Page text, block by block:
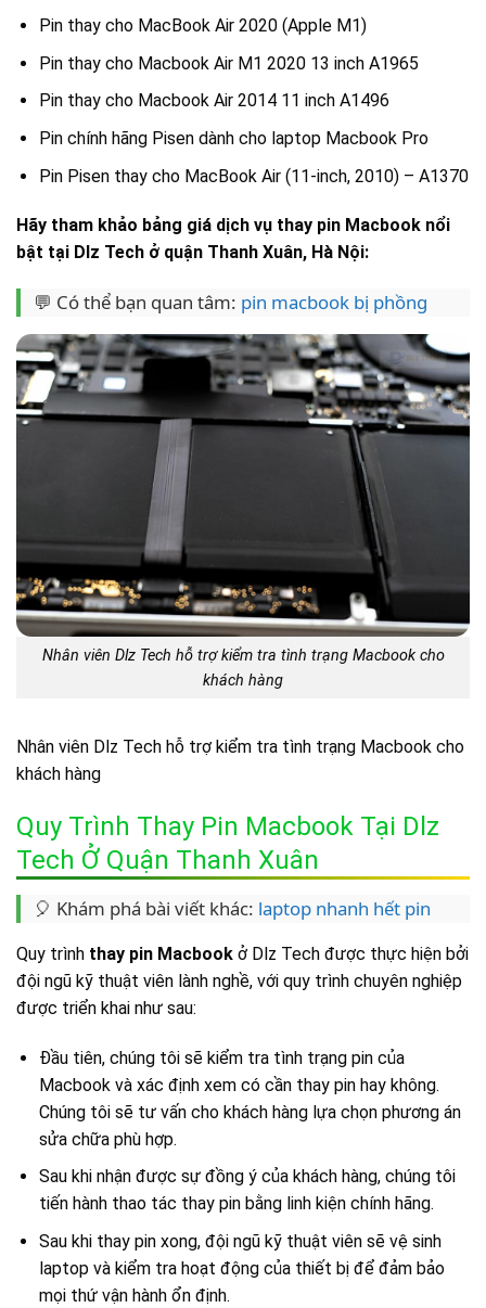
Pin thay cho MacBook Air 2020 (Apple M1)
Pin thay cho Macbook Air M1 2020 13 inch A1965
Pin thay cho Macbook Air 2014 11 inch A1496
Pin chính hãng Pisen dành cho laptop Macbook Pro
Pin Pisen thay cho MacBook Air (11-inch, 2010) – A1370
Hãy tham khảo bảng giá dịch vụ thay pin Macbook nổi
bật tại Dlz Tech ở quận Thanh Xuân, Hà Nội:
💬 Có thể bạn quan tâm: pin macbook bị phồng
Nhân viên Dlz Tech hỗ trợ kiểm tra tình trạng Macbook cho
khách hàng
Nhân viên Dlz Tech hỗ trợ kiểm tra tình trạng Macbook cho
khách hàng
Quy Trình Thay Pin Macbook Tại Dlz
Tech Ở Quận Thanh Xuân
🎈 Khám phá bài viết khác: laptop nhanh hết pin
Quy trình thay pin Macbook ở Dlz Tech được thực hiện bởi
đội ngũ kỹ thuật viên lành nghề, với quy trình chuyên nghiệp
được triển khai như sau:
Đầu tiên, chúng tôi sẽ kiểm tra tình trạng pin của
Macbook và xác định xem có cần thay pin hay không.
Chúng tôi sẽ tư vấn cho khách hàng lựa chọn phương án
sửa chữa phù hợp.
Sau khi nhận được sự đồng ý của khách hàng, chúng tôi
tiến hành thao tác thay pin bằng linh kiện chính hãng.
Sau khi thay pin xong, đội ngũ kỹ thuật viên sẽ vệ sinh
laptop và kiểm tra hoạt động của thiết bị để đảm bảo
mọi thứ vận hành ổn định.